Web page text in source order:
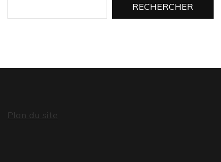
RECHERCHER
Plan du site